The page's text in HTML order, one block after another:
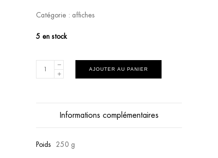
Catégorie : affiches
5 en stock
AJOUTER AU PANIER
Informations complémentaires
Poids 250 g